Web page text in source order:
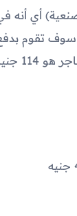
على الذهب في مصر 14%
ضريبة قيمة